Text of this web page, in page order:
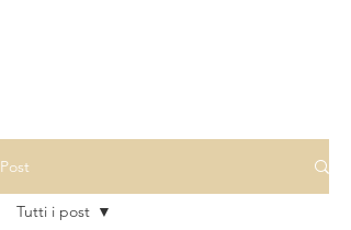
Post
Tutti i post